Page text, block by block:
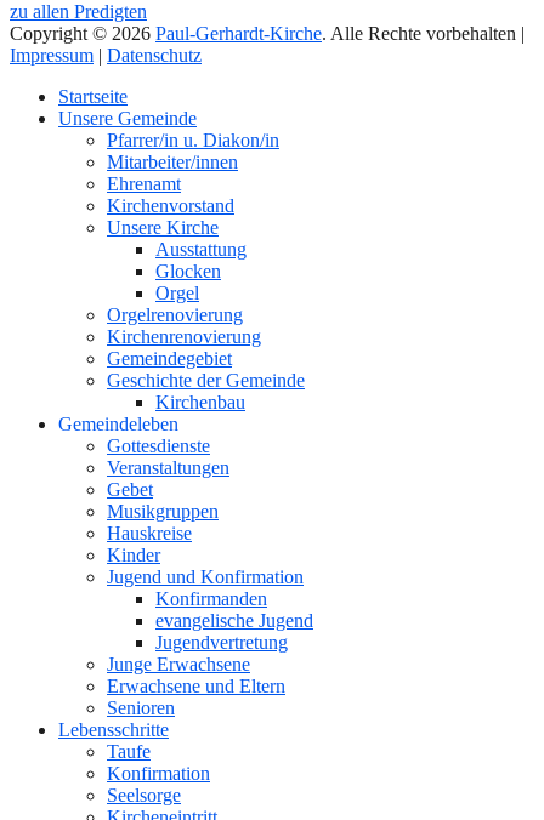
zu allen Predigten
Copyright © 2026 Paul-Gerhardt-Kirche. Alle Rechte vorbehalten |
Impressum | Datenschutz
oben
Startseite
Unsere Gemeinde
Pfarrer/in u. Diakon/in
Mitarbeiter/innen
Ehrenamt
Kirchenvorstand
Unsere Kirche
Ausstattung
Glocken
Orgel
Orgelrenovierung
Kirchenrenovierung
Gemeindegebiet
Geschichte der Gemeinde
Kirchenbau
Gemeindeleben
Gottesdienste
Veranstaltungen
Gebet
Musikgruppen
Hauskreise
Kinder
Jugend und Konfirmation
Konfirmanden
evangelische Jugend
Jugendvertretung
Junge Erwachsene
Erwachsene und Eltern
Senioren
Lebensschritte
Taufe
Konfirmation
Seelsorge